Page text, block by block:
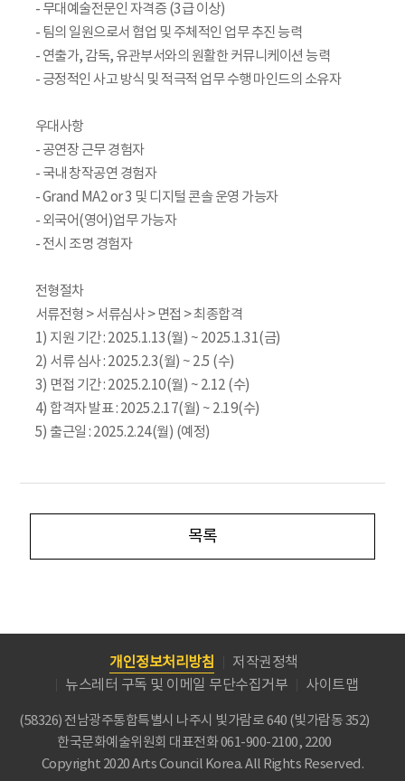
- 무대예술전문인 자격증 (3급 이상)
- 팀의 일원으로서 협업 및 주체적인 업무 추진 능력
- 연출가, 감독, 유관부서와의 원활한 커뮤니케이션 능력
- 긍정적인 사고 방식 및 적극적 업무 수행 마인드의 소유자
우대사항
- 공연장 근무 경험자
- 국내 창작공연 경험자
- Grand MA2 or 3 및 디지털 콘솔 운영 가능자
- 외국어(영어)업무 가능자
- 전시 조명 경험자
전형절차
서류전형 > 서류심사 > 면접 > 최종합격
1) 지원 기간 : 2025.1.13(월) ~ 2025.1.31(금)
2) 서류 심사 : 2025.2.3(월) ~ 2.5 (수)
3) 면접 기간 : 2025.2.10(월) ~ 2.12 (수)
4) 합격자 발표 : 2025.2.17(월) ~ 2.19(수)
5) 출근일 : 2025.2.24(월) (예정)
목록
개인정보처리방침
저작권정책
뉴스레터 구독 및 이메일 무단수집거부
사이트맵
(58326) 전남광주통합특별시 나주시 빛가람로 640 (빛가람동 352)
한국문화예술위원회 대표전화 061-900-2100, 2200
Copyright 2020 Arts Council Korea. All Rights Reserved.